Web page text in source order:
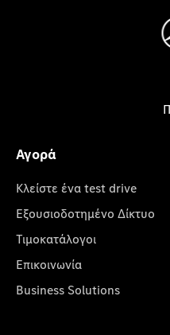
Αγορά
Κλείστε ένα test drive
Εξουσιοδοτημένο Δίκτυο
Τιμοκατάλογοι
Επικοινωνία
Business Solutions